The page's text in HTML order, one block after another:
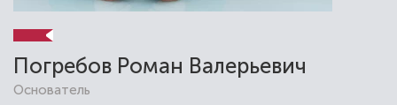
Погребов Роман Валерьевич
Основатель